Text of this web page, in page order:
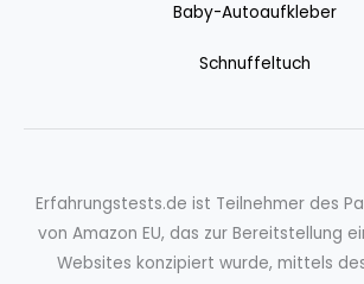
Baby-Autoaufkleber
Schnuffeltuch
Erfahrungstests.de ist Teilnehmer des
von Amazon EU, das zur Bereitstellung
Websites konzipiert wurde, mittels